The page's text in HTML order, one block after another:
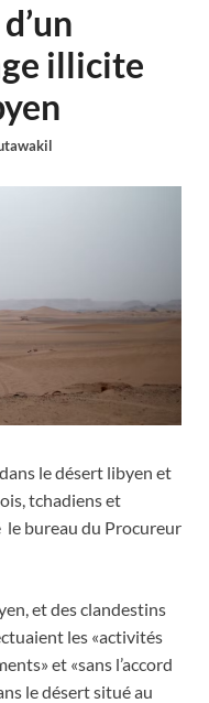
illicite
le désert libyen et
tchadiens et
le bureau du Procureur
et des clandestins
les «activités
et «sans l’accord
le désert situé au